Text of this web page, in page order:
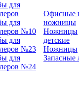
для
для
№10
для
№23
для
№24
Офисные
ножницы
Ножницы
детские
Ножницы
Запасные